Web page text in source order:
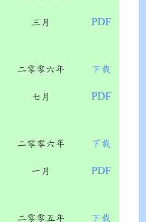
三月 PDF
二零零六年
七月
下載
PDF
二零零六年
一月
下載
PDF
二零零五年 下載